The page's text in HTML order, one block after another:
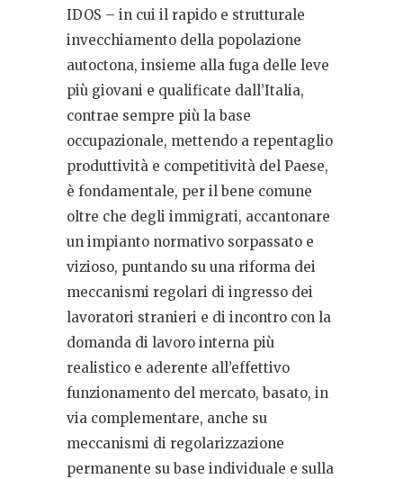
IDOS – in cui il rapido e strutturale
invecchiamento della popolazione
autoctona, insieme alla fuga delle leve
più giovani e qualificate dall’Italia,
contrae sempre più la base
occupazionale, mettendo a repentaglio
produttività e competitività del Paese,
è fondamentale, per il bene comune
oltre che degli immigrati, accantonare
un impianto normativo sorpassato e
vizioso, puntando su una riforma dei
meccanismi regolari di ingresso dei
lavoratori stranieri e di incontro con la
domanda di lavoro interna più
realistico e aderente all’effettivo
funzionamento del mercato, basato, in
via complementare, anche su
meccanismi di regolarizzazione
permanente su base individuale e sulla